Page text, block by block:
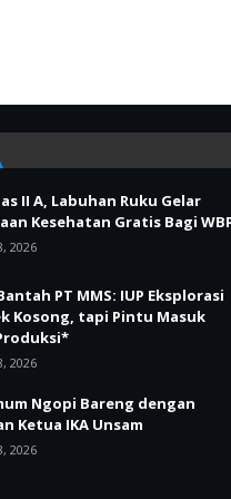
II A, Labuhan Ruku Gelar
Kesehatan Gratis Bagi
2026
PT MMS: IUP Eksplorasi
Kosong, tapi Pintu Masuk
2026
Ngopi Bareng dengan
Ketua IKA Unsam
2026